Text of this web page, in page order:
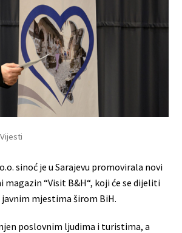
Vijesti
sinoć je u Sarajevu promovirala novi
“Visit B&H“, koji će se dijeliti
mjestima širom BiH.
poslovnim ljudima i turistima, a